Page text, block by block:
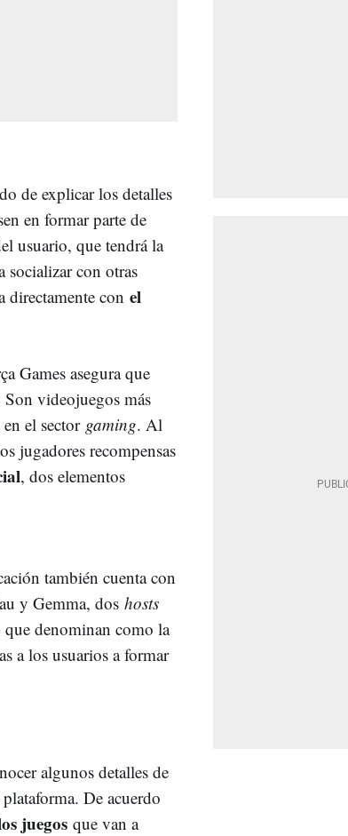
de explicar los detalles
en formar parte de
usuario, que tendrá la
socializar con otras
directamente con el
Games asegura que
Son videojuegos más
el sector gaming. Al
jugadores recompensas
, dos elementos
también cuenta con
y Gemma, dos hosts
denominan como la
a los usuarios a formar
algunos detalles de
De acuerdo
juegos que van a